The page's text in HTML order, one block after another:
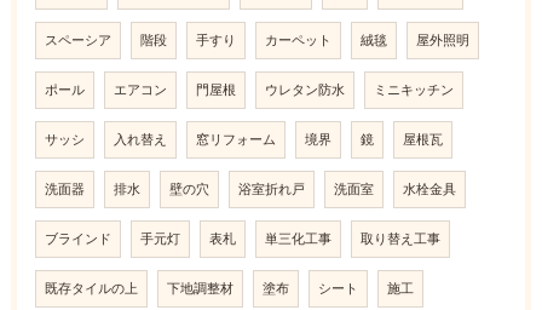
スペーシア 階段 手すり カーペット 絨毯 屋外照明
ポール エアコン 門屋根 ウレタン防水 ミニキッチン
サッシ 入れ替え 窓リフォーム 境界 鏡 屋根瓦
洗面器 排水 壁の穴 浴室折れ戸 洗面室 水栓金具
ブラインド 手元灯 表札 単三化工事 取り替え工事
既存タイルの上 下地調整材 塗布 シート 施工